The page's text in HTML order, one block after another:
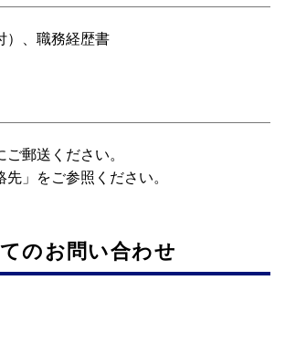
）、職務経歴書
郵送ください。
」をご参照ください。
のお問い合わせ